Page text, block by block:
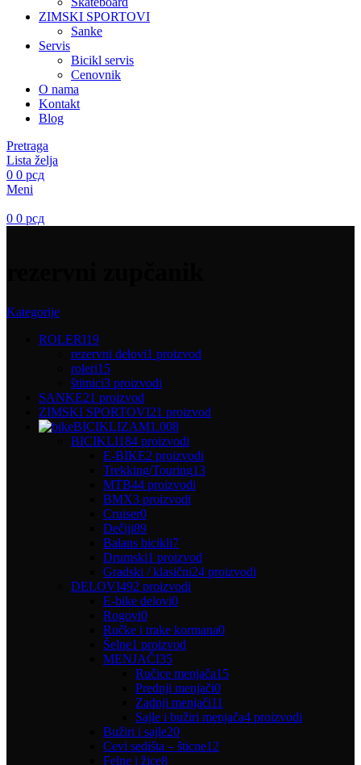
ZIMSKI SPORTOVI
Sanke
Servis
Bicikl servis
Cenovnik
O nama
Kontakt
Blog
Pretraga
Lista želja
0 0 рсд
Meni
0 0 рсд
Kategorije
ROLERI19
rezervni delovi1 proizvod
roleri15
štitnici3 proizvodi
SANKE21 proizvod
ZIMSKI SPORTOVI21 proizvod
BICIKLIZAM1.008
BICIKLI184 proizvodi
E-BIKE2 proizvodi
Trekking/Touring13
MTB44 proizvodi
BMX3 proizvodi
Cruiser0
Dečiji89
Balans bicikli7
Drumski1 proizvod
Gradski / klasični24 proizvodi
DELOVI492 proizvodi
E-bike delovi0
Rogovi0
Ručke i trake kormana0
Šelne1 proizvod
MENJAČI35
Ručice menjača15
Prednji menjači0
Zadnji menjači11
Sajle i bužiri menjača4 proizvodi
Bužiri i sajle20
Cevi sedišta – šticne12
Felne i žice8